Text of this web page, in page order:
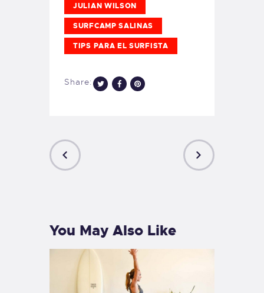
JULIAN WILSON
SURFCAMP SALINAS
TIPS PARA EL SURFISTA
Share:
You May Also Like